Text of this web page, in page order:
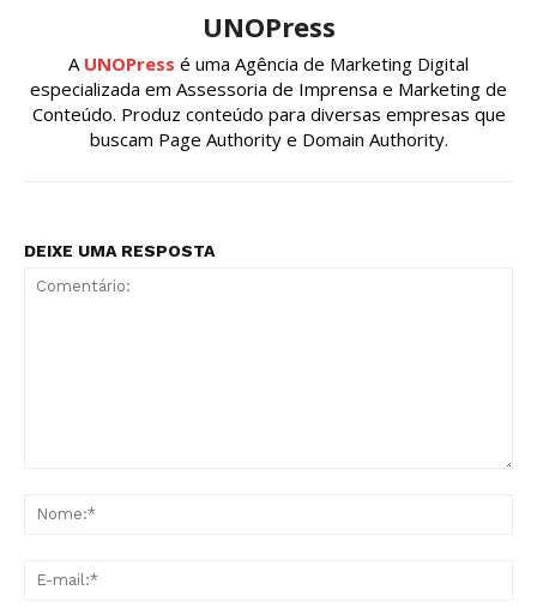
UNOPress
A UNOPress é uma Agência de Marketing Digital
especializada em Assessoria de Imprensa e Marketing de
Conteúdo. Produz conteúdo para diversas empresas que
buscam Page Authority e Domain Authority.
DEIXE UMA RESPOSTA